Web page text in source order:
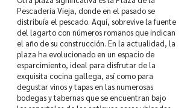
Pescadería Vieja, donde en el pasado se
distribuía el pescado. Aquí, sobrevive la fuente
del lagarto con números romanos que indican
el año de su construcción. En la actualidad, la
plaza ha evolucionado en un espacio de
esparcimiento, ideal para disfrutar de la
exquisita cocina gallega, así como para
degustar vinos y tapas en las numerosas
bodegas y tabernas que se encuentran bajo